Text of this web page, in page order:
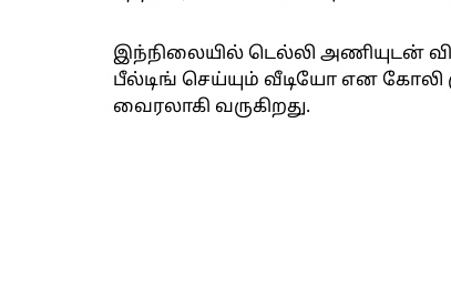
இந்நிலையில் டெல்லி அணியுடன்
பீல்டிங் செய்யும் வீடியோ என
வைரலாகி வருகிறது.